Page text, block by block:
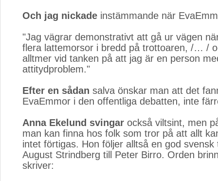
Och jag nickade instämmande när
"Jag vägrar demonstrativt att gå ur vägen
flera lattemorsor i bredd på trottoaren, /… /
alltmer vid tanken på att jag är en person
attitydproblem."
Efter en sådan salva önskar man att det
EvaEmmor i den offentliga debatten, inte
Anna Ekelund svingar också viltsint, men
man kan finna hos folk som tror på att allt
intet förtigas. Hon följer alltså en god svensk
August Strindberg till Peter Birro. Orden
skriver: